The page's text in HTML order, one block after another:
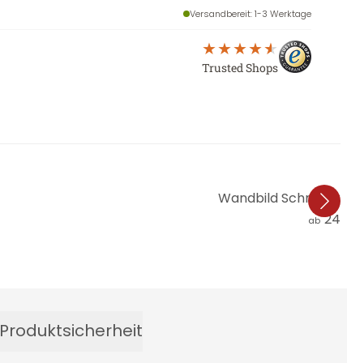
Versandbereit: 1-3 Werktage
Trusted Shops
Wandbild
ab
Produktsicherheit